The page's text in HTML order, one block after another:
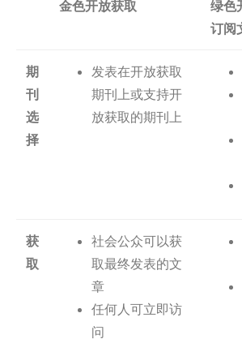
金色开放获取 绿色
订阅
期
刊
选
择
发表在开放获取
期刊上或支持开
放获取的期刊上
获
取
社会公众可以获
取最终发表的文
章
任何人可立即访
问